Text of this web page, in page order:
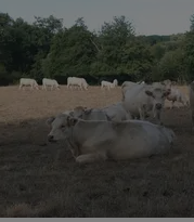
de vue, une fois le
bout », estime